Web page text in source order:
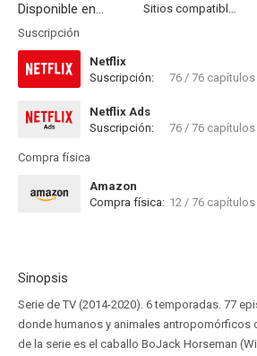
Disponible en...
Sitios compatibles
Suscripción
Netflix
Suscripción:
76 / 76 capítulos
Netflix Ads
Suscripción:
76 / 76 capítulos
Compra física
Amazon
Compra física: 12 / 76 capítulos
Sinopsis
Serie de TV (2014-2020). 6 temporadas. 77
donde humanos y animales antropomórficos
de la serie es el caballo BoJack Horseman